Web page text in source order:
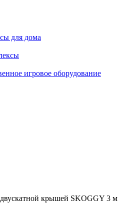
для дома
игровое оборудование
крышей SKOGGY 3 м